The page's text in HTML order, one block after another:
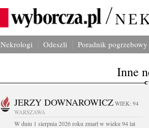
Nekrologi Odeszli Poradnik pogrzebowy
Inne
JERZY DOWNAROWICZ WIEK: 94
WARSZAWA
W dniu 1 sierpnia 2026 roku zmarł w wieku 94 lat